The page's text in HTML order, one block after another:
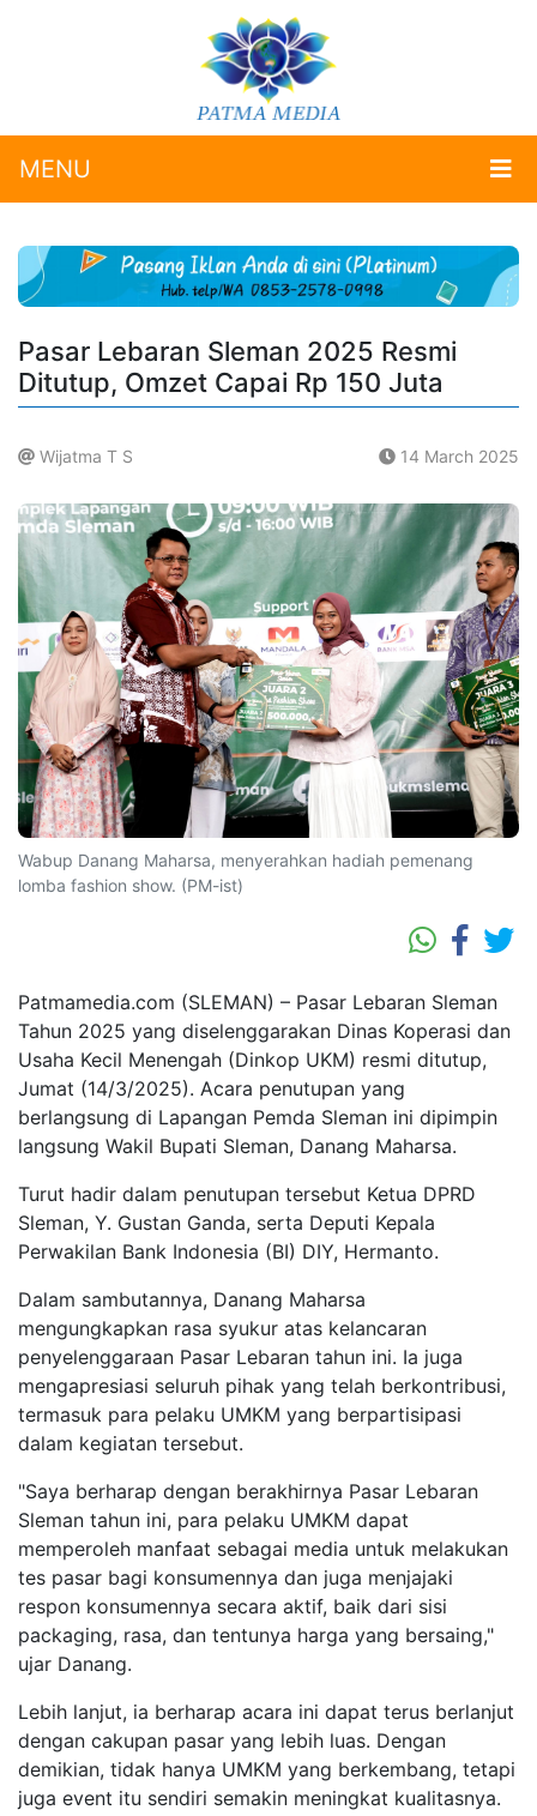
MENU
Pasar Lebaran Sleman 2025 Resmi
Ditutup, Omzet Capai Rp 150 Juta
Wijatma T S 14 March 2025
Wabup Danang Maharsa, menyerahkan hadiah pemenang
lomba fashion show. (PM-ist)
Patmamedia.com (SLEMAN) – Pasar Lebaran Sleman
Tahun 2025 yang diselenggarakan Dinas Koperasi dan
Usaha Kecil Menengah (Dinkop UKM) resmi ditutup,
Jumat (14/3/2025). Acara penutupan yang
berlangsung di Lapangan Pemda Sleman ini dipimpin
langsung Wakil Bupati Sleman, Danang Maharsa.
Turut hadir dalam penutupan tersebut Ketua DPRD
Sleman, Y. Gustan Ganda, serta Deputi Kepala
Perwakilan Bank Indonesia (BI) DIY, Hermanto.
Dalam sambutannya, Danang Maharsa
mengungkapkan rasa syukur atas kelancaran
penyelenggaraan Pasar Lebaran tahun ini. Ia juga
mengapresiasi seluruh pihak yang telah berkontribusi,
termasuk para pelaku UMKM yang berpartisipasi
dalam kegiatan tersebut.
"Saya berharap dengan berakhirnya Pasar Lebaran
Sleman tahun ini, para pelaku UMKM dapat
memperoleh manfaat sebagai media untuk melakukan
tes pasar bagi konsumennya dan juga menjajaki
respon konsumennya secara aktif, baik dari sisi
packaging, rasa, dan tentunya harga yang bersaing,"
ujar Danang.
Lebih lanjut, ia berharap acara ini dapat terus berlanjut
dengan cakupan pasar yang lebih luas. Dengan
demikian, tidak hanya UMKM yang berkembang, tetapi
juga event itu sendiri semakin meningkat kualitasnya.